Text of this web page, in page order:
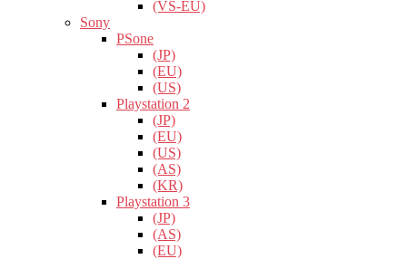
(VS-EU)
Sony
PSone
(JP)
(EU)
(US)
Playstation 2
(JP)
(EU)
(US)
(AS)
(KR)
Playstation 3
(JP)
(AS)
(EU)